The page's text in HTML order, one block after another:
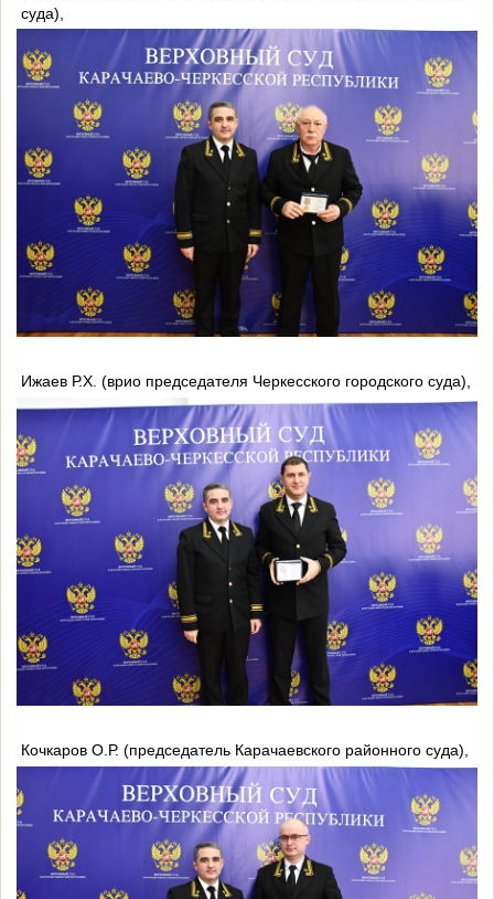
суда),
Ижаев Р.Х. (врио председателя Черкесского городского суда),
Кочкаров О.Р. (председатель Карачаевского районного суда),